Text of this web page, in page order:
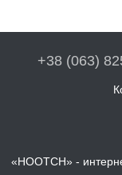
+38 (063)
«HOOTCH» -